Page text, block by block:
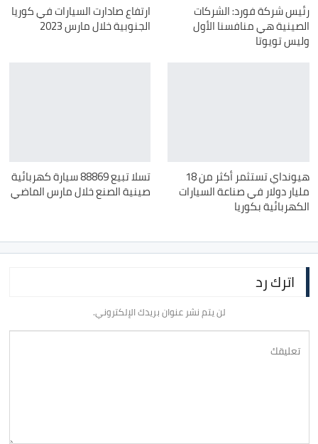
رئيس شركة فورد: الشركات
الصينية هي منافسنا الأول
وليس تويوتا
ارتفاع صادارت السيارات في كوريا
الجنوبية خلال مارس 2023
هيونداي تستثمر أكثر من 18
مليار دولار في صناعة السيارات
الكهربائية بكوريا
تسلا تبيع 88869 سيارة كهربائية
صينية الصنع خلال مارس الماضي
اترك رد
لن يتم نشر عنوان بريدك الإلكتروني.